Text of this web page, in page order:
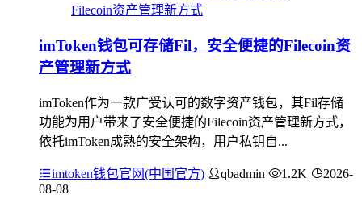
imToken钱包可存储Fil，安全便捷的Filecoin资
产管理新方式
imToken作为一款广受认可的数字资产钱包，其Fil存储
功能为用户带来了安全便捷的Filecoin资产管理新方式，
依托imToken成熟的安全架构，用户私钥自...
imtoken钱包官网(中国官方) qbadmin 1.2K
2026-
08-08